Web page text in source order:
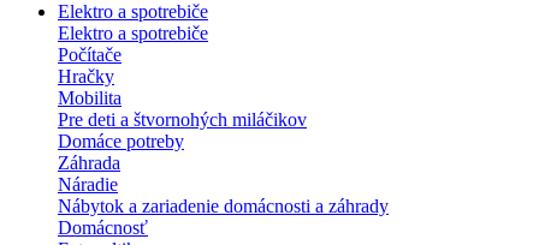
Elektro a spotrebiče
Elektro a spotrebiče
Počítače
Hračky
Mobilita
Pre deti a štvornohých miláčikov
Domáce potreby
Záhrada
Náradie
Nábytok a zariadenie domácnosti a záhrady
Domácnosť